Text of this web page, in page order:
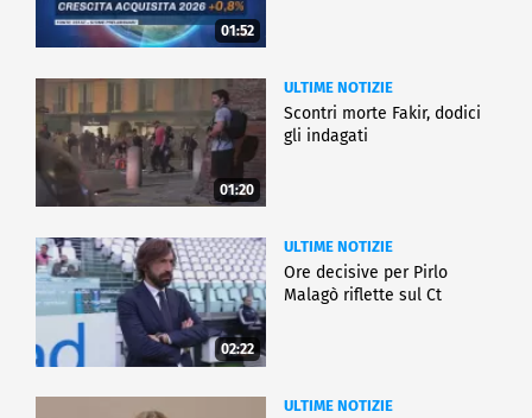
01:52
01:20
ULTIME NOTIZIE
Scontri morte Fakir, dodici
gli indagati
02:22
ULTIME NOTIZIE
Ore decisive per Pirlo
Malagò riflette sul Ct
ULTIME NOTIZIE